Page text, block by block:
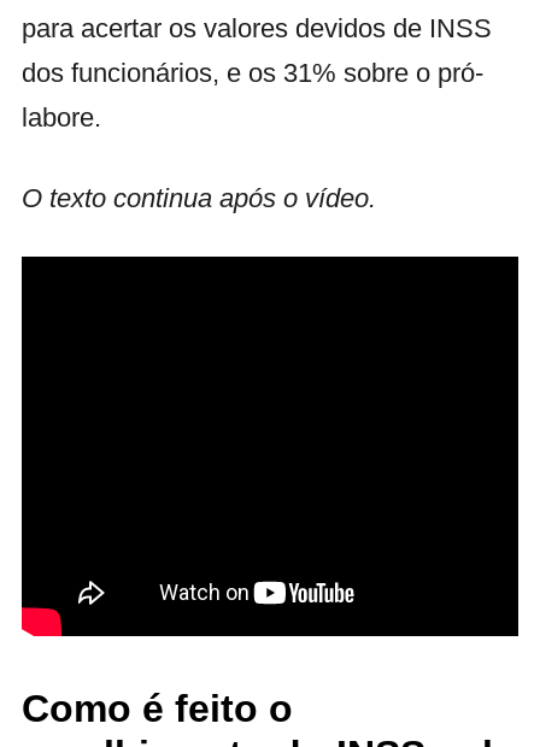
para acertar os valores devidos de INSS
dos funcionários, e os 31% sobre o pró-
labore.
O texto continua após o vídeo.
Como é feito o